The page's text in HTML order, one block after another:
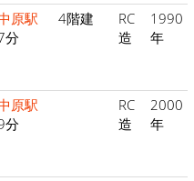
原駅
分
4階建
RC
造
1990
年
原駅
分
RC
造
2000
年